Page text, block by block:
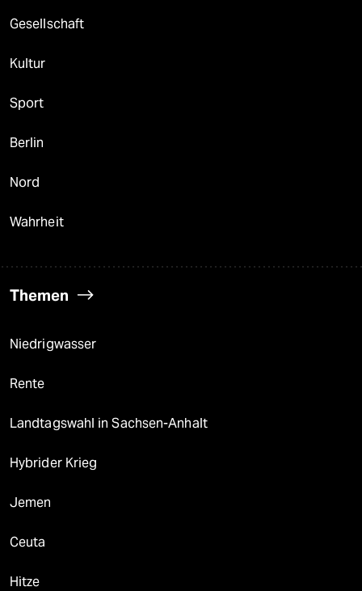
Gesellschaft
Kultur
Sport
Berlin
Nord
Wahrheit
Themen
Niedrigwasser
Rente
Landtagswahl in Sachsen-Anhalt
Hybrider Krieg
Jemen
Ceuta
Hitze